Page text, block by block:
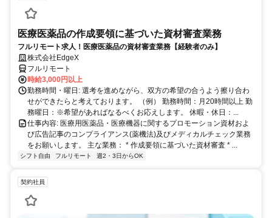
医療医薬品の作成要領に基づいた資材審査業務
フルリモート求人！医療医薬品の資材審査業務【経験者のみ】
株式会社EdgeX
フルリモート
時給3,000円以上
勤務時間・曜日: 選考を進めながら、双方の希望の合うよう擦り合わ
せができたらと考えております。 （例） 勤務時間：月20時間以上 勤
務曜日：※希望があればなるべくお応えします。 休暇・休日：...
仕事内容: 医療用医薬品・医療機器に関するプロモーション資材およ
び広告記事のコンプライアンス(薬機法)及びメディカルチェック業務
をお願いします。 主な業務： * 作成要領に基づいた資材審査 * ...
シフト自由 フルリモート 週2・3日からOK
契約社員